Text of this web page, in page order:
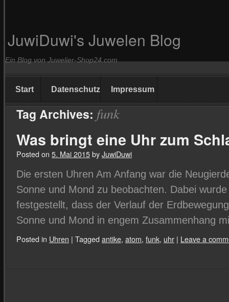
JuwiDuwi's Juwelen Blog
Ein Blog von Juwelier-Shop24.com
Start Datenschutz Impressum
Tag Archives: funk
Was bringt eine Uhr zum
Posted on 5. Mai 2015byJuwiDuwi
Die ersten Uhren Am Anfang war die
Sonne und Mond zu beobachten. Dabei
festgestellt, dass der Verlauf der
Sonne und Mond in engem Zusammenhang
Posted in Uhren | Tagged antike, atom, funk, uhr | Leave a